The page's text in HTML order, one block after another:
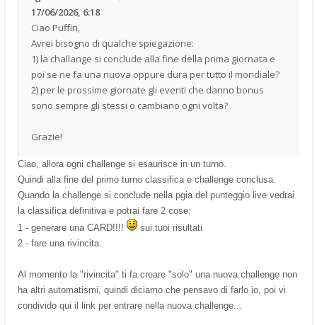
17/06/2026, 6:18
Ciao Puffin,
Avrei bisogno di qualche spiegazione:
1) la challange si conclude alla fine della prima giornata e
poi se ne fa una nuova oppure dura per tutto il mondiale?
2) per le prossime giornate gli eventi che danno bonus
sono sempre gli stessi o cambiano ogni volta?
Grazie!
Ciao, allora ogni challenge si esaurisce in un turno.
Quindi alla fine del primo turno classifica e challenge conclusa.
Quando la challenge si conclude nella pgia del punteggio live vedrai
la classifica definitiva e potrai fare 2 cose:
1 - generare una CARD!!!!
sui tuoi risultati
2 - fare una rivincita.
Al momento la "rivincita" ti fa creare "solo" una nuova challenge non
ha altri automatismi, quindi diciamo che pensavo di farlo io, poi vi
condivido qui il link per entrare nella nuova challenge...